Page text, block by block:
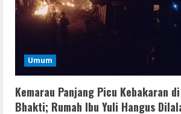
Umum
Kemarau Panjang Picu Kebakaran
Bhakti; Rumah Ibu Yuli Hangus